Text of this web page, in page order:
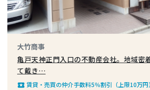
大竹商事
亀戸天神正門入口の不動産会社。地域密
て戴き…
local_play 賃貸・売買の仲介手数料5％割引（上限10万